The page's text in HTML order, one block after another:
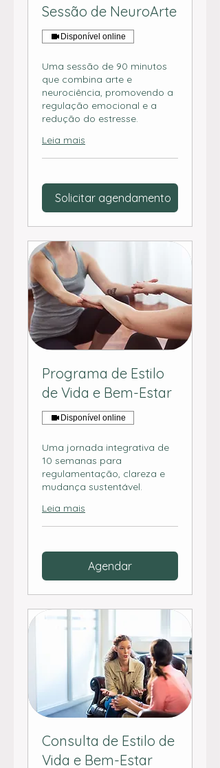
Sessão de NeuroArte
Disponível online
Uma sessão de 90 minutos
que combina arte e
neurociência, promovendo a
regulação emocional e a
redução do estresse.
Leia mais
Solicitar agendamento
Programa de Estilo
de Vida e Bem-Estar
Disponível online
Uma jornada integrativa de
10 semanas para
regulamentação, clareza e
mudança sustentável.
Leia mais
Agendar
Consulta de Estilo de
Vida e Bem-Estar